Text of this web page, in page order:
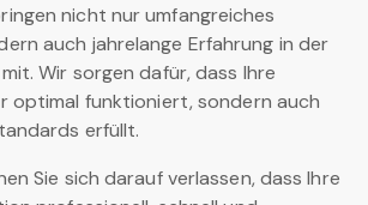
nicht nur umfangreiches
auch jahrelange Erfahrung in der
Wir sorgen dafür, dass Ihre
optimal funktioniert, sondern auch
erfüllt.
Sie sich darauf verlassen, dass Ihre